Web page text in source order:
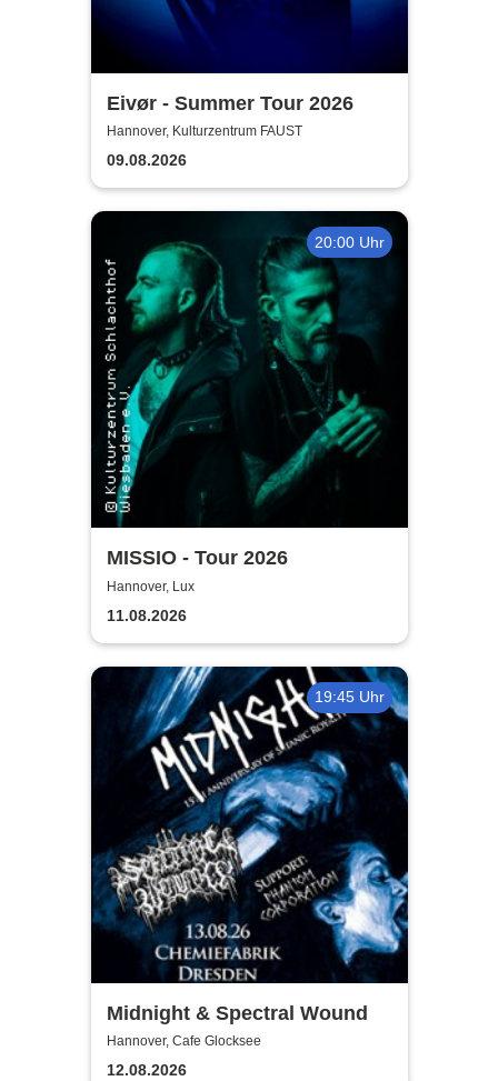
Eivør - Summer Tour 2026
Hannover, Kulturzentrum FAUST
09.08.2026
20:00 Uhr
MISSIO - Tour 2026
Hannover, Lux
11.08.2026
19:45 Uhr
Midnight & Spectral Wound
Hannover, Cafe Glocksee
12.08.2026